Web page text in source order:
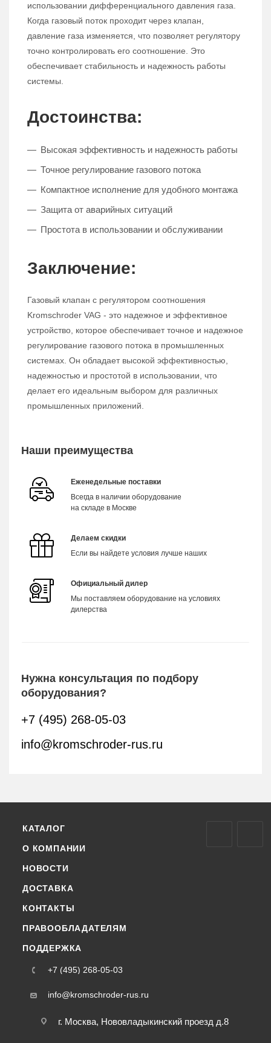
использовании дифференциального давления газа.
Когда газовый поток проходит через клапан,
давление газа изменяется, что позволяет регулятору
точно контролировать его соотношение. Это
обеспечивает стабильность и надежность работы
системы.
Достоинства:
Высокая эффективность и надежность работы
Точное регулирование газового потока
Компактное исполнение для удобного монтажа
Защита от аварийных ситуаций
Простота в использовании и обслуживании
Заключение:
Газовый клапан с регулятором соотношения
Kromschroder VAG - это надежное и эффективное
устройство, которое обеспечивает точное и надежное
регулирование газового потока в промышленных
системах. Он обладает высокой эффективностью,
надежностью и простотой в использовании, что
делает его идеальным выбором для различных
промышленных приложений.
Наши преимущества
Еженедельные поставки
Всегда в наличии оборудование
на складе в Москве
Делаем скидки
Если вы найдете условия лучше наших
Официальный дилер
Мы поставляем оборудование на условиях
дилерства
Нужна консультация по подбору
оборудования?
+7 (495) 268-05-03
info@kromschroder-rus.ru
КАТАЛОГ
О КОМПАНИИ
НОВОСТИ
ДОСТАВКА
КОНТАКТЫ
ПРАВООБЛАДАТЕЛЯМ
ПОДДЕРЖКА
+7 (495) 268-05-03
info@kromschroder-rus.ru
г. Москва, Нововладыкинский проезд д.8